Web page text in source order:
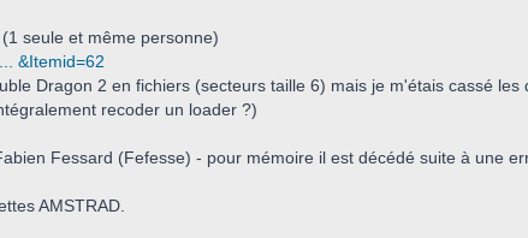
seule et même personne)
&Itemid=62
Dragon 2 en fichiers (secteurs taille 6) mais je m'étais cassé
recoder un loader ?)
Fessard (Fefesse) - pour mémoire il est décédé suite à une
AMSTRAD.